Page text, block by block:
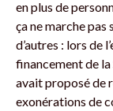
en plus de
ça ne marche pas
d’autres : lors de
financement de
avait proposé de
exonérations de